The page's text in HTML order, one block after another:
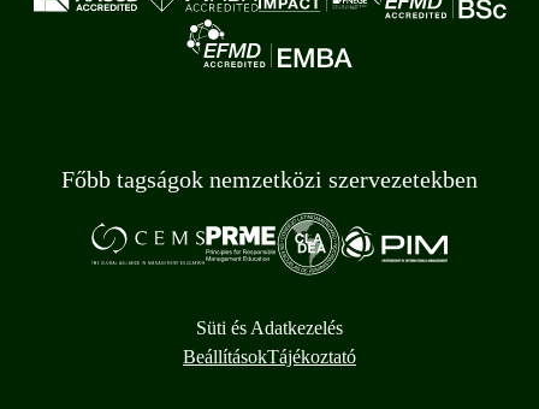
Főbb tagságok nemzetközi szervezetekben
Süti és Adatkezelés
BeállításokTájékoztató